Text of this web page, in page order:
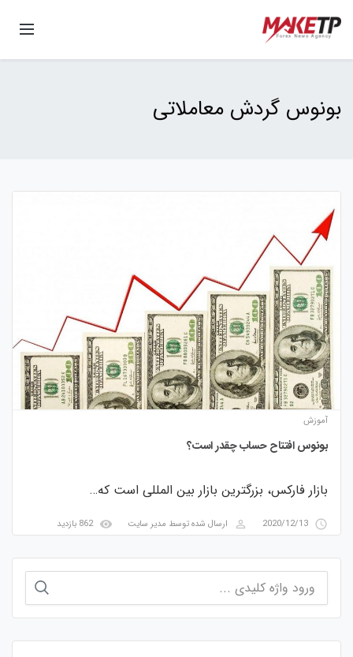
بونوس گردش معاملاتی
آموزش
بونوس افتتاح حساب چقدر است؟
بازار فارکس، بزرگترین بازار بین المللی است که…
access_time
2020/12/13
perm_identity ارسال شده توسط مدیر سایت visibility 862 بازدید
جستجو
برای: